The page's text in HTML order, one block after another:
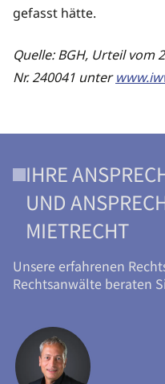
gefasst hätte.
Quelle: BGH, Urteil vom
Nr. 240041 unter
IHRE
UND
MIETRECHT
Unsere erfahrenen
Rechtsanwälte beraten